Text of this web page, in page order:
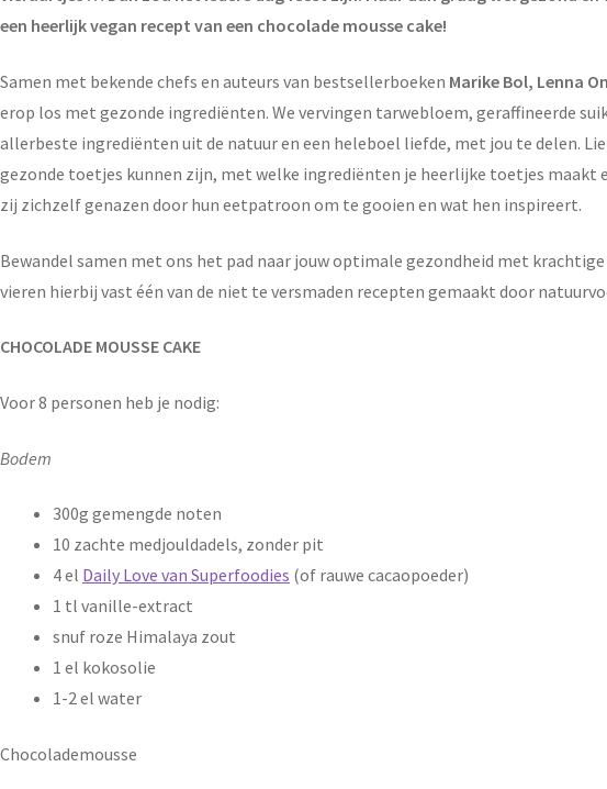
een heerlijk vegan recept van een chocolade mousse cake!
Samen met bekende chefs en auteurs van bestsellerboeken Marike Bol, Lenna
erop los met gezonde ingrediënten. We vervingen tarwebloem, geraffineerde
allerbeste ingrediënten uit de natuur en een heleboel liefde, met jou te delen.
gezonde toetjes kunnen zijn, met welke ingrediënten je heerlijke toetjes maakt
zij zichzelf genazen door hun eetpatroon om te gooien en wat hen inspireert.
Bewandel samen met ons het pad naar jouw optimale gezondheid met
vieren hierbij vast één van de niet te versmaden recepten gemaakt door
CHOCOLADE MOUSSE CAKE
Voor 8 personen heb je nodig:
Bodem
300g gemengde noten
10 zachte medjouldadels, zonder pit
4 el Daily Love van Superfoodies (of rauwe cacaopoeder)
1 tl vanille-extract
snuf roze Himalaya zout
1 el kokosolie
1-2 el water
Chocolademousse